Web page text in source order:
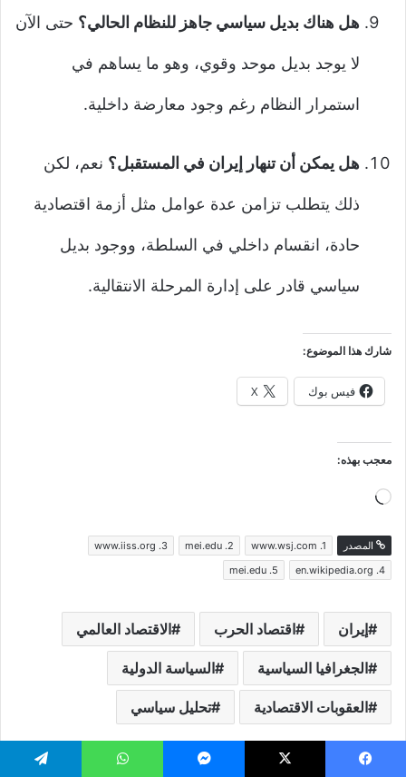
هل هناك بديل سياسي جاهز للنظام الحالي؟ حتى الآن
لا يوجد بديل موحد وقوي، وهو ما يساهم في
استمرار النظام رغم وجود معارضة داخلية.
هل يمكن أن تنهار إيران في المستقبل؟ نعم، لكن
ذلك يتطلب تزامن عدة عوامل مثل أزمة اقتصادية
حادة، انقسام داخلي في السلطة، ووجود بديل
سياسي قادر على إدارة المرحلة الانتقالية.
شارك هذا الموضوع:
فيس بوك X
معجب بهذه:
جاري
التحميل…
المصدر www.wsj.com .1
mei.edu .2
www.iiss.org .3
en.wikipedia.org .4
mei.edu .5
إيران اقتصاد الحرب الاقتصاد العالمي
الجغرافيا السياسية السياسة الدولية
العقوبات الاقتصادية تحليل سياسي
واتساب مشاركة عبر البريد